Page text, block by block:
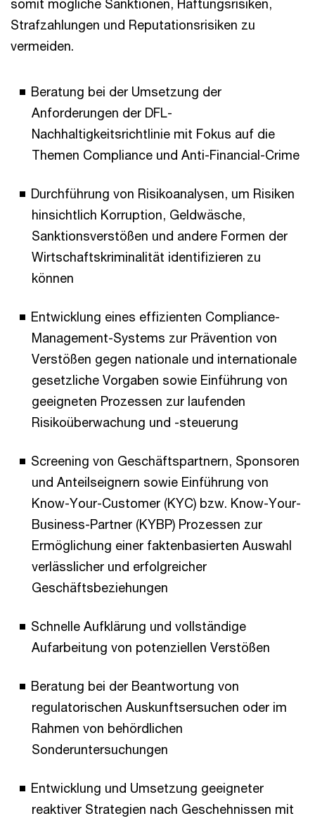
somit mögliche Sanktionen, Haftungsrisiken,
Strafzahlungen und Reputationsrisiken zu
vermeiden­.
Beratung bei der Umsetzung der
Anforderungen der DFL-
Nachhaltigkeitsrichtlinie mit Fokus auf die
Themen Compliance und Anti-Financial-Crime
Durchführung von Risikoanalysen, um Risiken
hinsichtlich Korruption, Geldwäsche,
Sanktionsverstößen und andere Formen der
Wirtschaftskriminalität identifizieren zu
können
Entwicklung eines effizienten Compliance-
Management-Systems zur Prävention von
Verstößen gegen nationale und internationale
gesetzliche Vorgaben sowie Einführung von
geeigneten Prozessen zur laufenden
Risikoüberwachung und -steuerung
Screening von Geschäftspartnern, Sponsoren
und Anteilseignern sowie Einführung von
Know-Your-Customer (KYC) bzw. Know-Your-
Business-Partner (KYBP) Prozessen zur
Ermöglichung einer faktenbasierten Auswahl
verlässlicher und erfolgreicher
Geschäftsbeziehungen
Schnelle Aufklärung und vollständige
Aufarbeitung von potenziellen Verstößen
Beratung bei der Beantwortung von
regulatorischen Auskunftsersuchen oder im
Rahmen von behördlichen
Sonderuntersuchungen­
Entwicklung und Umsetzung geeigneter
reaktiver Strategien nach Geschehnissen mit